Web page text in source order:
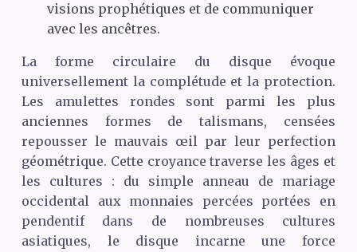
visions prophétiques et de communiquer
avec les ancêtres.
La forme circulaire du disque évoque
universellement la complétude et la protection.
Les amulettes rondes sont parmi les plus
anciennes formes de talismans, censées
repousser le mauvais œil par leur perfection
géométrique. Cette croyance traverse les âges et
les cultures : du simple anneau de mariage
occidental aux monnaies percées portées en
pendentif dans de nombreuses cultures
asiatiques, le disque incarne une force